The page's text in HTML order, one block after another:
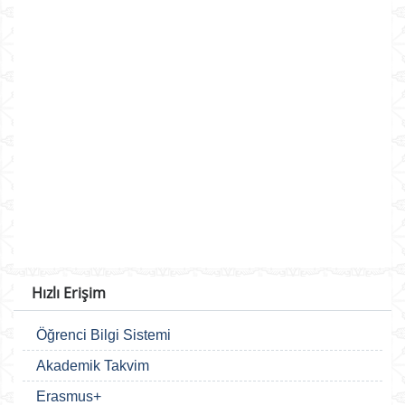
Hızlı Erişim
Öğrenci Bilgi Sistemi
Akademik Takvim
Erasmus+